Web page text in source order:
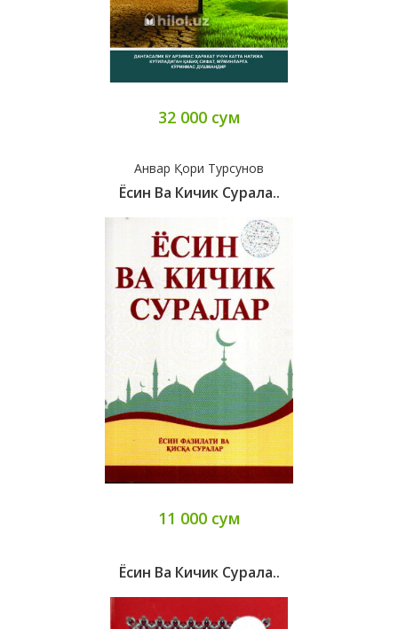
32 000 сум
Анвар Қори Турсунов
Ёсин Ва Кичик Сурала..
11 000 сум
Ёсин Ва Кичик Сурала..